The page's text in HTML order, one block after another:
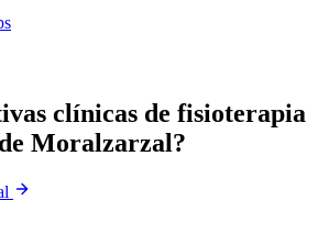
clínicas de fisioterapia
Moralzarzal?